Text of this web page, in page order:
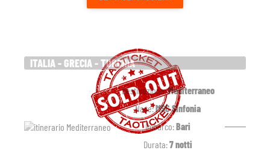
ITALIA - GRECIA - TURCHIA
Destinazione:Mediterraneo
Nave:MSC Sinfonia
Imbarco:Bari
Durata:7 notti